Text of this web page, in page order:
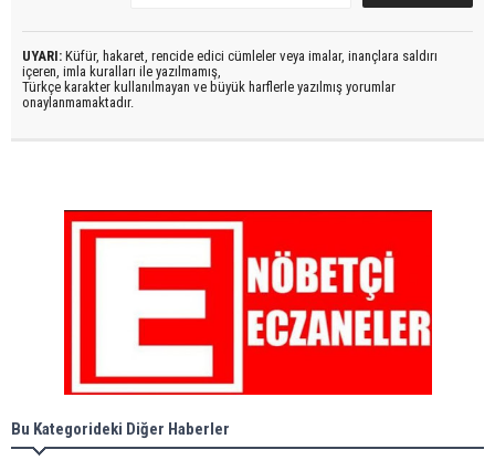
UYARI: Küfür, hakaret, rencide edici cümleler veya imalar, inançlara saldırı
içeren, imla kuralları ile yazılmamış,
Türkçe karakter kullanılmayan ve büyük harflerle yazılmış yorumlar
onaylanmamaktadır.
Bu Kategorideki Diğer Haberler